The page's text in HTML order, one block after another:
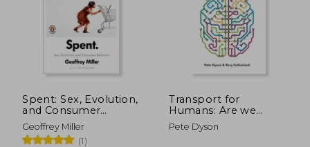
$ 51.888
50%
dcto.
Spent: Sex, Evolution,
and Consumer
Behavior (en Inglés)
Geoffrey Miller
(1)
Transport for
Humans: Are we
Nearly There Yet?
(Perspectives) (en
Pete Dyson